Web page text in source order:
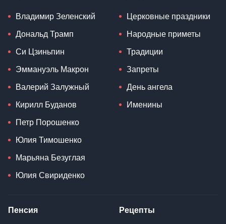
Владимир Зеленский
Дональд Трамп
Си Цзиньпин
Эммануэль Макрон
Валерий Залужный
Кирилл Буданов
Петр Порошенко
Юлия Тимошенко
Марьяна Безуглая
Юлия Свириденко
Церковные праздники
Народные приметы
Традиции
Запреты
День ангела
Именины
Пенсия Рецепты